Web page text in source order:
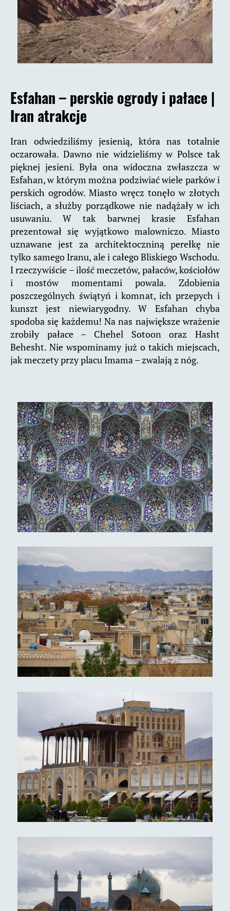
Esfahan – perskie ogrody i pałace |
Iran atrakcje
Iran odwiedziliśmy jesienią, która nas totalnie
oczarowała. Dawno nie widzieliśmy w Polsce tak
pięknej jesieni. Była ona widoczna zwłaszcza w
Esfahan, w którym można podziwiać wiele parków i
perskich ogrodów. Miasto wręcz tonęło w złotych
liściach, a służby porządkowe nie nadążały w ich
usuwaniu. W tak barwnej krasie Esfahan
prezentował się wyjątkowo malowniczo. Miasto
uznawane jest za architektoczniną perełkę nie
tylko samego Iranu, ale i całego Bliskiego Wschodu.
I rzeczywiście – ilość meczetów, pałaców, kościołów
i mostów momentami powala. Zdobienia
poszczególnych świątyń i komnat, ich przepych i
kunszt jest niewiarygodny. W Esfahan chyba
spodoba się każdemu! Na nas największe wrażenie
zrobiły pałace – Chehel Sotoon oraz Hasht
Behesht. Nie wspominamy już o takich miejscach,
jak meczety przy placu Imama – zwalają z nóg.